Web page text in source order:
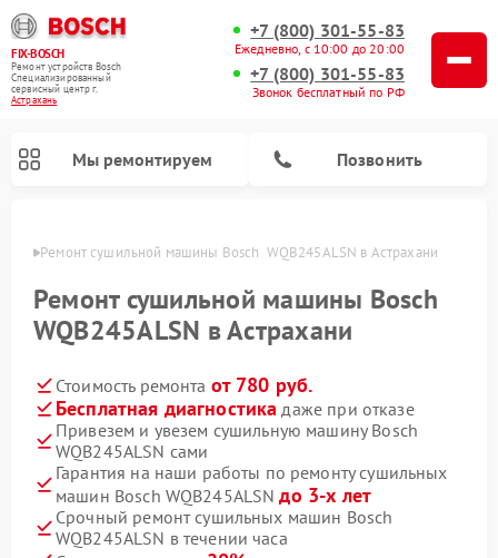
FIX-BOSCH
Ремонт устройств Bosch
Специализированный
cервисный центр г.
Астрахань
+7 (800) 301-55-83
Ежедневно, с 10:00 до 20:00
+7 (800) 301-55-83
Звонок бесплатный по РФ
Мы ремонтируем Позвонить
Ремонт сушильной машины Bosch  WQB245ALSN в Астрахани
Ремонт сушильной машины Bosch
WQB245ALSN в Астрахани
Стоимость ремонта от 780 руб.
Бесплатная диагностика даже при отказе
Привезем и увезем сушильную машину Bosch
WQB245ALSN сами
Гарантия на наши работы по ремонту сушильных
машин Bosch WQB245ALSNдо 3-х лет
Срочный ремонт сушильных машин Bosch
WQB245ALSN в течении часа